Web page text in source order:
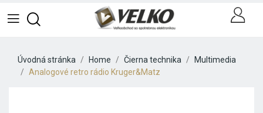
Úvodná stránka Home Čierna technika
Multimedia
Analogové retro rádio Kruger&Matz